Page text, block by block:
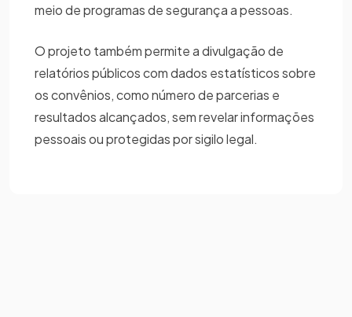
meio de programas de segurança a pessoas.
O projeto também permite a divulgação de
relatórios públicos com dados estatísticos sobre
os convênios, como número de parcerias e
resultados alcançados, sem revelar informações
pessoais ou protegidas por sigilo legal.